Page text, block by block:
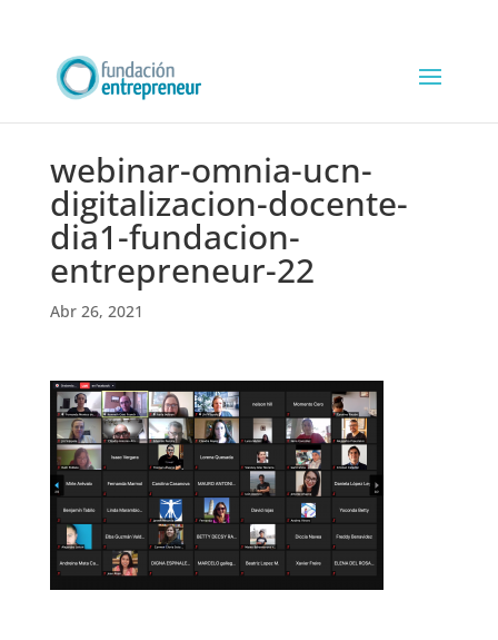
webinar-omnia-ucn-
digitalizacion-docente-
dia1-fundacion-
entrepreneur-22
Abr 26, 2021